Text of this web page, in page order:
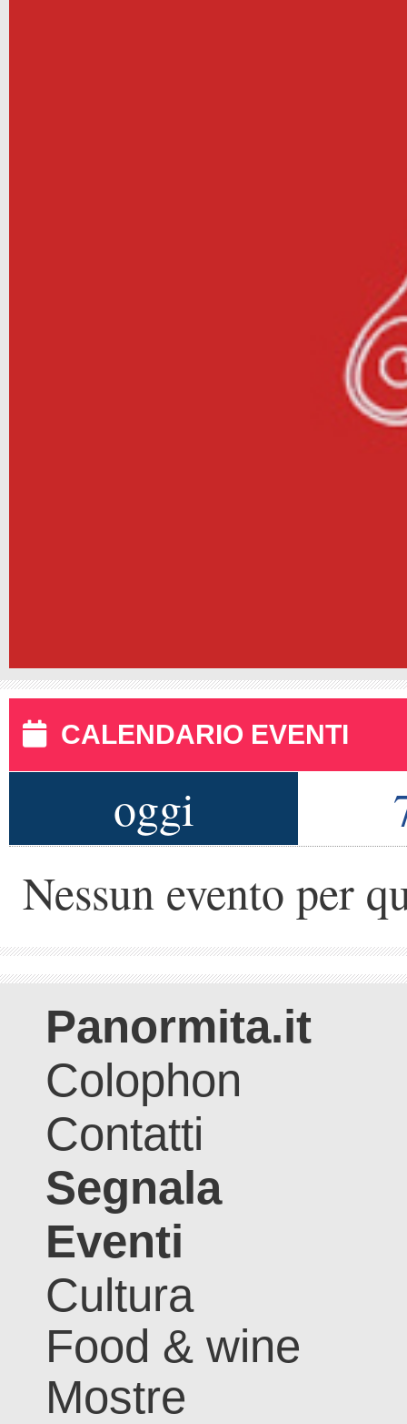
CALENDARIO EVENTI
oggi
Nessun evento per
Panormita.it
Colophon
Contatti
Segnala
Eventi
Cultura
Food & wine
Mostre